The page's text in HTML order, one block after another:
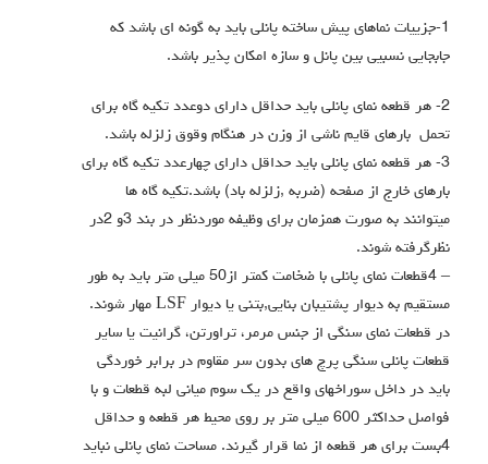
1-جزییات نماهای پیش ساخته پانلی باید به گونه ای باشد که
جابجایی نسبیی بین پانل و سازه امکان پذیر باشد.
2- هر قطعه نمای پانلی باید حداقل دارای دوعدد تکیه گاه برای
تحمل بارهای قایم ناشی از وزن در هنگام وقوق زلزله باشد.
3- هر قطعه نمای پانلی باید حداقل دارای چهارعدد تکیه گاه برای
بارهای خارج از صفحه (ضربه ,زلزله باد) باشد.تکیه گاه ها
میتوانند به صورت همزمان براي وظیفه موردنظر در بند 3و 2در
نظرگرفته شوند.
– 4قطعات نماي پانلی با ضخامت کمتر از50 میلی متر باید به طور
مستقیم به دیوار پشتیبان بنایی,بتنی یا دیوار LSF مهار شوند.
در قطعات نماي سنگی از جنس مرمر، تراورتن، گرانیت یا سایر
قطعات پانلی سنگی پرچ های بدون سر مقاوم در برابر خوردگی
باید در داخل سوراخهاي واقع در یک سوم میانی لبه قطعات و با
فواصل حداکثر 600 میلی متر بر روي محیط هر قطعه و حداقل
4بست براي هر قطعه از نما قرار گیرند. مساحت نماي پانلی نباید